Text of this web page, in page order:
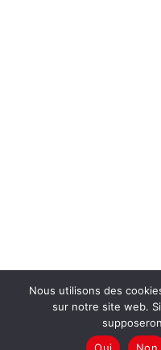
Nous utilisons des
sur notre site web.
Oui
Non